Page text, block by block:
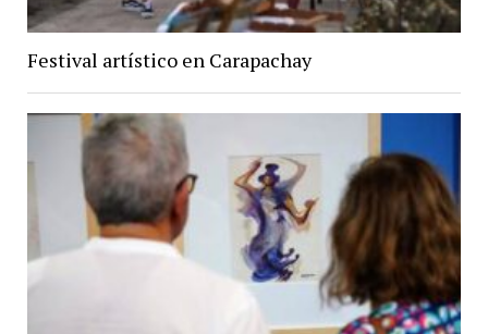
Festival artístico en Carapachay